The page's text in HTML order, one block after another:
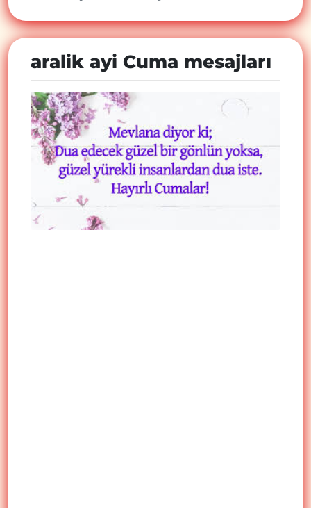
aralik ayi Cuma mesajları